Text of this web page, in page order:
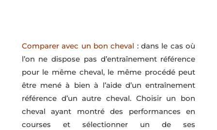
Comparer avec un bon cheval : dans le cas où
l’on ne dispose pas d’entraînement référence
pour le même cheval, le même procédé peut
être mené à bien à l’aide d’un entraînement
référence d’un autre cheval. Choisir un bon
cheval ayant montré des performances en
courses et sélectionner un de ses